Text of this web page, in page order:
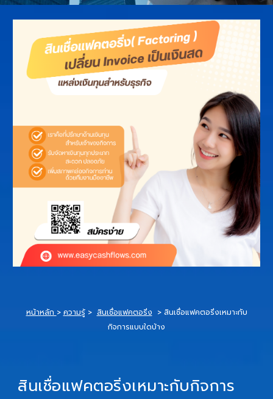
หน้าหลัก > ความรู้> สินเชื่อแฟคตอริ่ง > สินเชื่อแฟคตอริ่งเหมาะกับ
กิจการแบบใดบ้าง
สินเชื่อแฟคตอริ่งเหมาะกับกิจการ